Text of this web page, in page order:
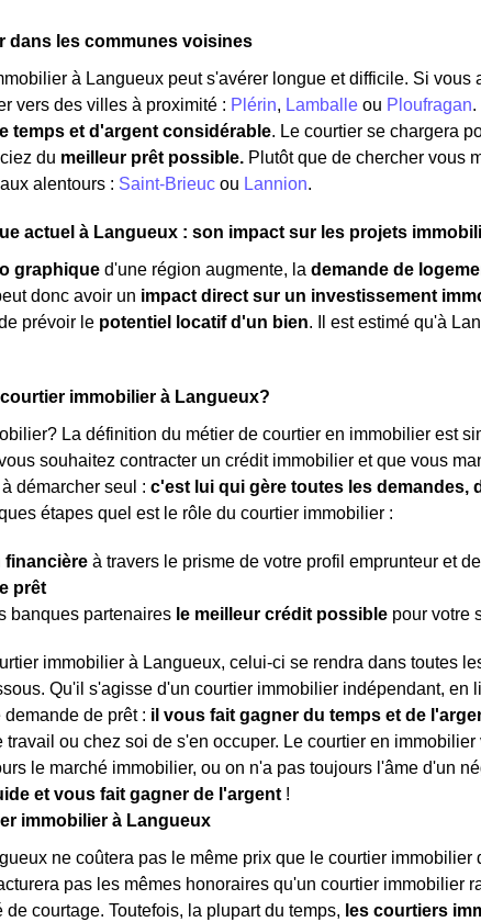
dans les communes voisines
à Langueux peut s'avérer longue et difficile. Si vous
vers des villes à proximité : Plérin, Lamballe ou Ploufragan.
temps et d'argent considérable. Le courtier se chargera
du meilleur prêt possible. Plutôt que de chercher vous
alentours : Saint-Brieuc ou Lannion.
actuel à Langueux : son impact sur les projets
graphique d'une région augmente, la demande de
donc avoir un impact direct sur un investissement
prévoir le potentiel locatif d'un bien. Il est estimé qu'à
immobilier à Langueux?
La définition du métier de courtier en immobilier est
souhaitez contracter un crédit immobilier et que vous
démarcher seul : c'est lui qui gère toutes les demandes,
étapes quel est le rôle du courtier immobilier :
financière à travers le prisme de votre profil emprunteur et
prêt
banques partenaires le meilleur crédit possible pour votre
immobilier à Langueux, celui-ci se rendra dans toutes
Qu'il s'agisse d'un courtier immobilier indépendant, en
de prêt : il vous fait gagner du temps et de
ou chez soi de s'en occuper. Le courtier en
le marché immobilier, ou on n'a pas toujours l'âme d'un
et vous fait gagner de l'argent !
immobilier à Langueux
ne coûtera pas le même prix que le courtier
pas les mêmes honoraires qu'un courtier immobilier
courtage. Toutefois, la plupart du temps, les courtiers